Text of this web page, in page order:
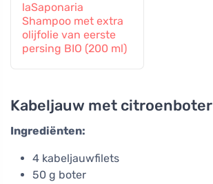
laSaponaria
Shampoo met extra
olijfolie van eerste
persing BIO (200 ml)
Kabeljauw met citroenboter
Ingrediënten:
4 kabeljauwfilets
50 g boter